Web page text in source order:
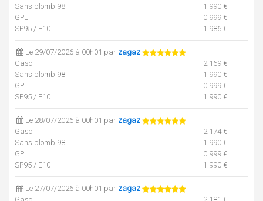
Sans plomb 98
1.990 €
GPL
0.999 €
SP95 / E10
1.986 €
Le 29/07/2026 à 00h01 par zagaz
Gasoil
2.169 €
Sans plomb 98
1.990 €
GPL
0.999 €
SP95 / E10
1.990 €
Le 28/07/2026 à 00h01 par zagaz
Gasoil
2.174 €
Sans plomb 98
1.990 €
GPL
0.999 €
SP95 / E10
1.990 €
Le 27/07/2026 à 00h01 par zagaz